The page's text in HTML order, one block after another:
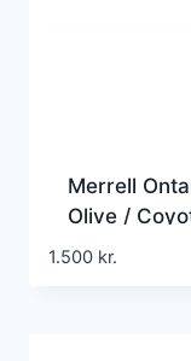
Merrell
Olive /
1.500 kr.